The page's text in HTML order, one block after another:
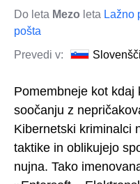
Do leta Mezo leta Lažno
pošta
Prevedi v:
Pomembneje kot kdaj
soočanju z
Kibernetski kriminalci
taktike in oblikujejo
nujna. Tako